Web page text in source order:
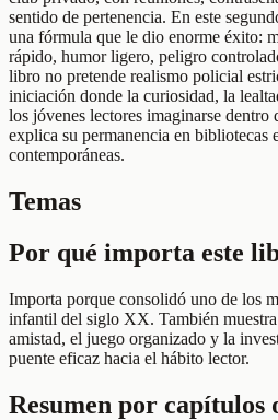
sentido de pertenencia. En este
una fórmula que le dio enorme éxito:
rápido, humor ligero, peligro
libro no pretende realismo policial
iniciación donde la curiosidad, la
los jóvenes lectores imaginarse dentro
explica su permanencia en bibliotecas
contemporáneas.
Temas
Por qué importa este
Importa porque consolidó uno de los
infantil del siglo XX. También
amistad, el juego organizado y la
puente eficaz hacia el hábito lector.
Resumen por capítulos